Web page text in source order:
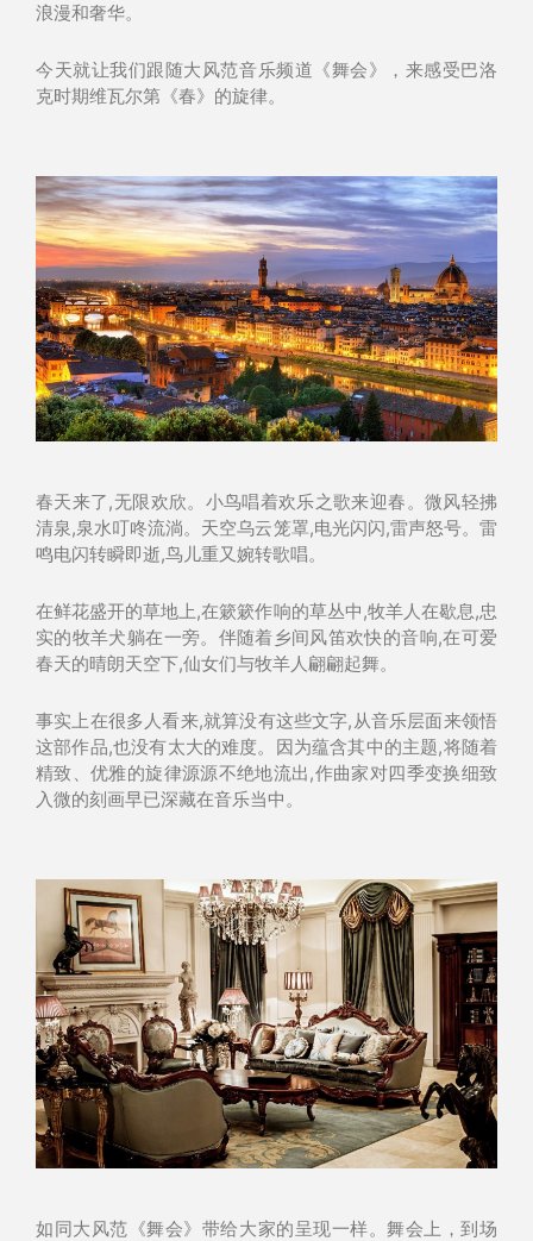
浪漫和奢华。
今天就让我们跟随大风范音乐频道《舞会》，来感受巴洛
克时期维瓦尔第《春》的旋律。
春天来了,无限欢欣。小鸟唱着欢乐之歌来迎春。微风轻拂
清泉,泉水叮咚流淌。天空乌云笼罩,电光闪闪,雷声怒号。雷
鸣电闪转瞬即逝,鸟儿重又婉转歌唱。
在鲜花盛开的草地上,在簌簌作响的草丛中,牧羊人在歇息,忠
实的牧羊犬躺在一旁。伴随着乡间风笛欢快的音响,在可爱
春天的晴朗天空下,仙女们与牧羊人翩翩起舞。
事实上在很多人看来,就算没有这些文字,从音乐层面来领悟
这部作品,也没有太大的难度。因为蕴含其中的主题,将随着
精致、优雅的旋律源源不绝地流出,作曲家对四季变换细致
入微的刻画早已深藏在音乐当中。
如同大风范《舞会》带给大家的呈现一样。舞会上，到场